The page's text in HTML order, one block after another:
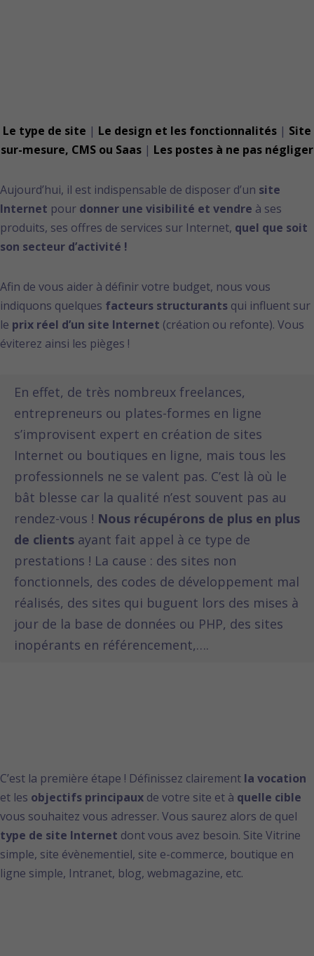
Le type de site | Le design et les fonctionnalités | Site
sur-mesure, CMS ou Saas | Les postes à ne pas négliger
Aujourd’hui, il est indispensable de disposer d’un site
Internet pour donner une visibilité et vendre à ses
produits, ses offres de services sur Internet, quel que soit
son secteur d’activité !
Afin de vous aider à définir votre budget, nous vous
indiquons quelques facteurs structurants qui influent sur
le prix réel d’un site Internet (création ou refonte). Vous
éviterez ainsi les pièges !
En effet, de très nombreux freelances,
entrepreneurs ou plates-formes en ligne
s’improvisent expert en création de sites
Internet ou boutiques en ligne, mais tous les
professionnels ne se valent pas. C’est là où le
bât blesse car la qualité n’est souvent pas au
rendez-vous ! Nous récupérons de plus en plus
de clients ayant fait appel à ce type de
prestations ! La cause : des sites non
fonctionnels, des codes de développement mal
réalisés, des sites qui buguent lors des mises à
jour de la base de données ou PHP, des sites
inopérants en référencement,….
C’est la première étape ! Définissez clairement la vocation
et les objectifs principaux de votre site et à quelle cible
vous souhaitez vous adresser. Vous saurez alors de quel
type de site Internet dont vous avez besoin. Site Vitrine
simple, site évènementiel, site e-commerce, boutique en
ligne simple, Intranet, blog, webmagazine, etc.